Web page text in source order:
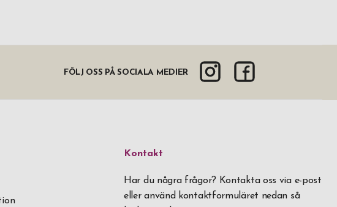
FÖLJ OSS PÅ SOCIALA MEDIER
Kontakt
Har du några frågor? Kontakta oss via e-post
eller använd kontaktformuläret nedan så